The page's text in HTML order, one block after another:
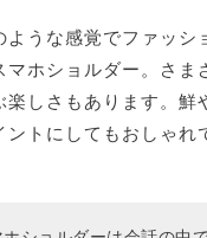
ような感覚でファッシ
マホショルダー。さま
楽しさもあります。鮮
ントにしてもおしゃれ